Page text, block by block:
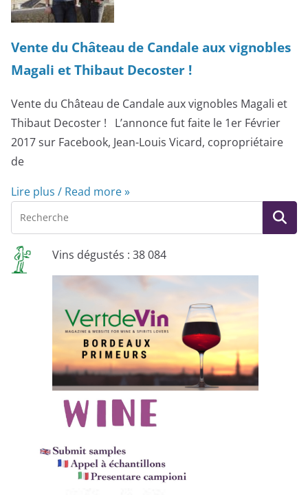
Vente du Château de Candale aux vignobles
Magali et Thibaut Decoster !
Vente du Château de Candale aux vignobles Magali et
Thibaut Decoster ! L’annonce fut faite le 1er Février
2017 sur Facebook, Jean-Louis Vicard, copropriétaire
de
Lire plus / Read more »
Vins dégustés : 38 084